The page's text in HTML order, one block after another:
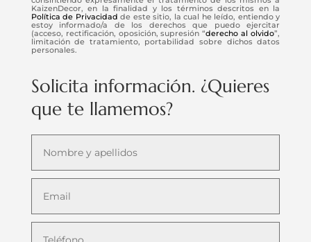
KaizenDecor, en la finalidad y los términos descritos en la
Política de Privacidad de este sitio, la cual he leído, entiendo y
estoy informado/a de los derechos que puedo ejercitar
(acceso, rectificación, oposición, supresión “derecho al olvido”,
limitación de tratamiento, portabilidad sobre dichos datos
personales.
Solicita información. ¿Quieres
que te llamemos?